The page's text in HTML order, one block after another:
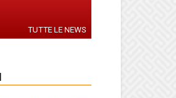
TUTTE LE NEWS